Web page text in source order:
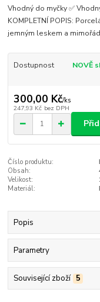
Vhodný do myčky ✅
KOMPLETNÍ POPIS:
jemným leskem a
Dostupnost NOVĚ
300,00 Kč/ks
247,93 Kč bez DPH
Číslo produktu:
Obsah:
Velikost:
Materiál:
Popis
Parametry
Související zboží 5